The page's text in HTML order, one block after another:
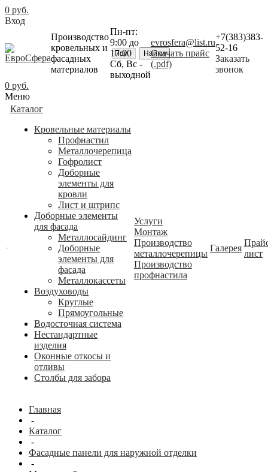
0 руб.
Вход
Производство
кровельных и
фасадных
материалов
Пн-пт:
9:00 до
17:00
Cб, Вс -
выходной
evrosfera@list.ru
Скачать прайс
(.pdf)
+7(383)383-
52-16
Заказать
звонок
0 руб.
Меню
Каталог
Кровельные материалы
Профнастил
Металлочерепица
Гофролист
Доборные
элементы для
кровли
Лист и штрипс
Доборные элементы
для фасада
Металлосайдинг
Доборные
элементы для
фасада
Металлокассеты
Воздуховоды
Круглые
Прямоугольные
Водосточная система
Нестандартные
изделия
Оконные откосы и
отливы
Столбы для забора
Услуги
Монтаж
Производство
металлочерепицы
Производство
профнастила
Галерея
лист
Главная
-
Каталог
-
Фасадные панели для наружной отделки
-